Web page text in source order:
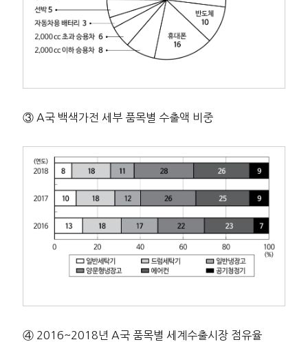
③ A국 백색가전 세부 품목별 수출액 비중
④ 2016~2018년 A국 품목별 세계수출시장 점유율